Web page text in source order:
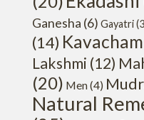
Ganesha (6) Gayatri
(14) Kavacham
Lakshmi (12)
(20) Men(4)
Natural